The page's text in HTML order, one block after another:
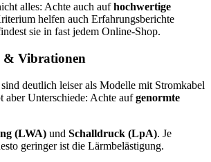
alles: Achte auch aufhochwertige
helfen auch Erfahrungsberichte
sie in fast jedem Online-Shop.
& Vibrationen
deutlich leiser als Modelle mit Stromkabel
aber Unterschiede: Achte aufgenormte
(LWA) und Schalldruck (LpA). Je
geringer ist die Lärmbelästigung.